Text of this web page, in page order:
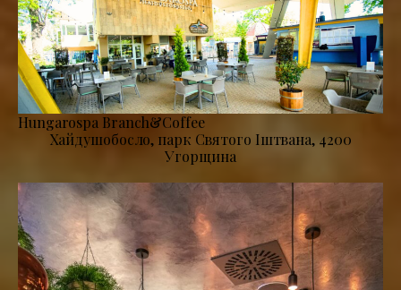
Hungarospa Branch&Coffee
Хайдушобосло, парк Святого Іштвана, 4200
Угорщина